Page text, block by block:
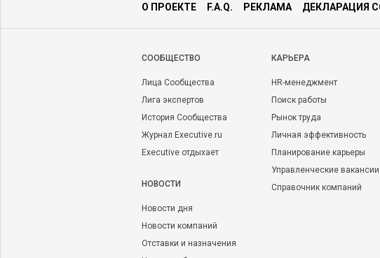
О ПРОЕКТЕ F.A.Q. РЕКЛАМА ДЕКЛАРАЦИЯ
CООБЩЕСТВО
Лица Сообщества
Лига экспертов
История Сообщества
Журнал Executive.ru
Executive отдыхает
НОВОСТИ
Новости дня
Новости компаний
Отставки и назначения
КАРЬЕРА
HR-менеджмент
Поиск работы
Рынок труда
Личная эффективность
Планирование карьеры
Управленческие вакансии
Справочник компаний